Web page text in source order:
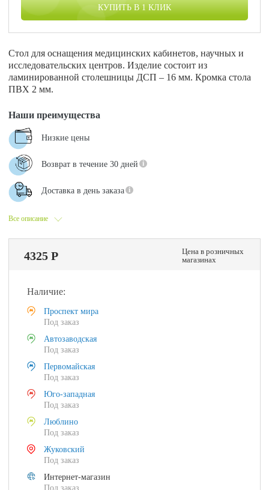
КУПИТЬ В 1 КЛИК
Стол для оснащения медицинских кабинетов, научных и
исследовательских центров. Изделие состоит из
ламинированной столешницы ДСП – 16 мм. Кромка стола
ПВХ 2 мм.
Все описание
Наши преимущества
Низкие цены
Возврат в течение 30 дней
Доставка в день заказа
4325 Р
Цена в розничных
магазинах
Наличие:
Проспект мира
Под заказ
Автозаводская
Под заказ
Первомайская
Под заказ
Юго-западная
Под заказ
Люблино
Под заказ
Жуковский
Под заказ
Интернет-магазин
Под заказ